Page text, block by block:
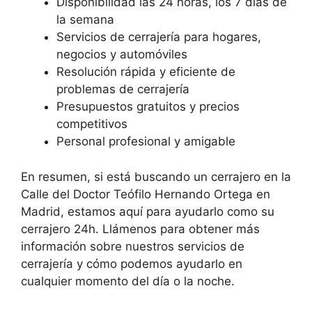
la semana
Servicios de cerrajería para hogares,
negocios y automóviles
Resolución rápida y eficiente de
problemas de cerrajería
Presupuestos gratuitos y precios
competitivos
Personal profesional y amigable
En resumen, si está buscando un cerrajero en la
Calle del Doctor Teófilo Hernando Ortega en
Madrid, estamos aquí para ayudarlo como su
cerrajero 24h. Llámenos para obtener más
información sobre nuestros servicios de
cerrajería y cómo podemos ayudarlo en
cualquier momento del día o la noche.